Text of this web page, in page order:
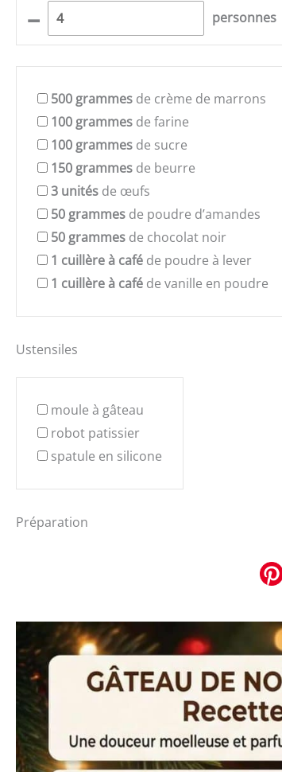
– personnes
500 grammes de crème de marrons
100 grammes de farine
100 grammes de sucre
150 grammes de beurre
3 unités de œufs
50 grammes de poudre d’amandes
50 grammes de chocolat noir
1 cuillère à café de poudre à lever
1 cuillère à café de vanille en poudre
Ustensiles
moule à gâteau
robot patissier
spatule en silicone
Préparation